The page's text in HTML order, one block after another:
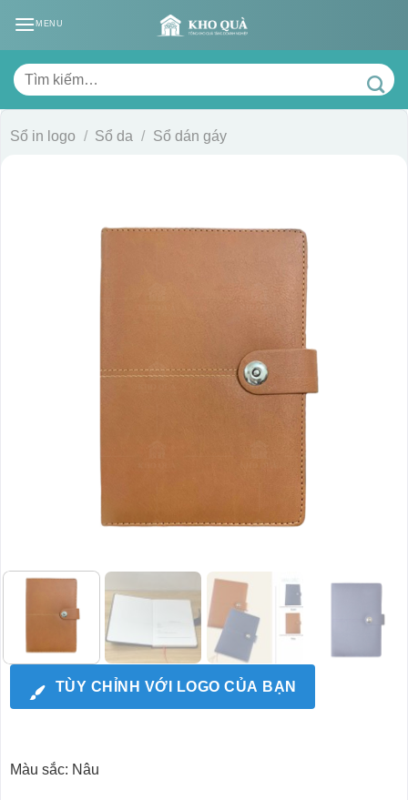
MENU
Tìm
kiếm:
Sổ in logo / Sổ da / Sổ dán gáy
TÙY CHỈNH VỚI LOGO CỦA BẠN
Màu sắc: Nâu